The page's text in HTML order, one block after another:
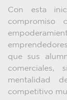
Con esta
compromiso
que sus
comerciales,
mentalidad
competitivo